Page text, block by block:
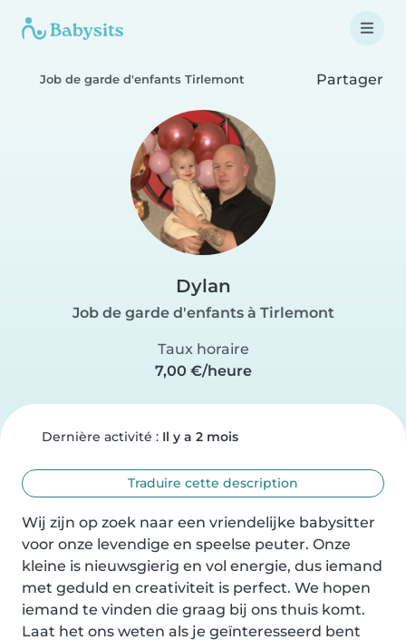
Job de garde d'enfants Tirlemont Partager
Dylan
Job de garde d'enfants à Tirlemont
Taux horaire
7,00 €/heure
Dernière activité : Il y a 2 mois
Traduire cette description
Wij zijn op zoek naar een vriendelijke babysitter
voor onze levendige en speelse peuter. Onze
kleine is nieuwsgierig en vol energie, dus iemand
met geduld en creativiteit is perfect. We hopen
iemand te vinden die graag bij ons thuis komt.
Laat het ons weten als je geïnteresseerd bent